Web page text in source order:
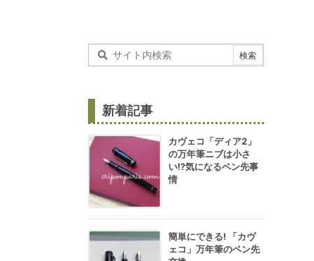
新着記事
カヴェコ「ディア2」
の万年筆ニブは小さ
い!?気になるペン先事
情
簡単にできる! 「カヴ
ェコ」万年筆のペン先